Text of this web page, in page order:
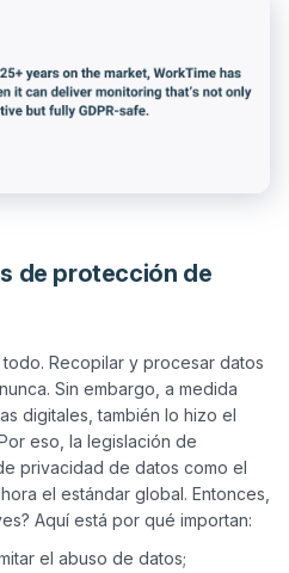
de protección de
Recopilar y procesar datos
Sin embargo, a medida
digitales, también lo hizo el
eso, la legislación de
privacidad de datos como el
el estándar global. Entonces,
el abuso de datos;